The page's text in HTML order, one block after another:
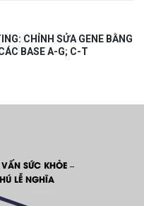
CHỈNH SỬA GENE BẰNG
BASE A-G; C-T
SỨC KHỎE –
LỄ NGHĨA